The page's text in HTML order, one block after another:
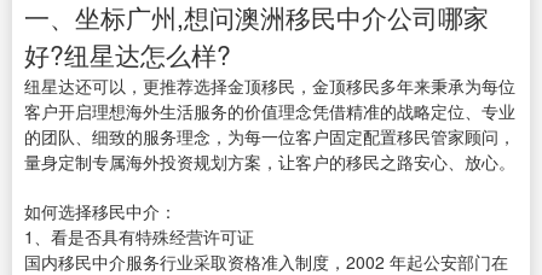
一、坐标广州,想问澳洲移民中介公司哪家
好?纽星达怎么样?
纽星达还可以，更推荐选择金顶移民，金顶移民多年来秉承为每位
客户开启理想海外生活服务的价值理念凭借精准的战略定位、专业
的团队、细致的服务理念，为每一位客户固定配置移民管家顾问，
量身定制专属海外投资规划方案，让客户的移民之路安心、放心。
如何选择移民中介：
1、看是否具有特殊经营许可证
国内移民中介服务行业采取资格准入制度，2002 年起公安部门在